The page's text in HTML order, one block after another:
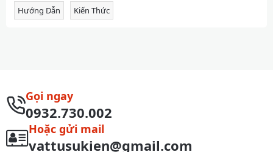
Hướng Dẫn Kiến Thức
Gọi ngay
0932.730.002
Hoặc gửi mail
vattusukien@gmail.com